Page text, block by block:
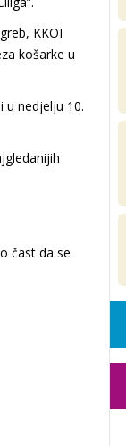
KKOI
košarke u
u nedjelju 10.
čast da se